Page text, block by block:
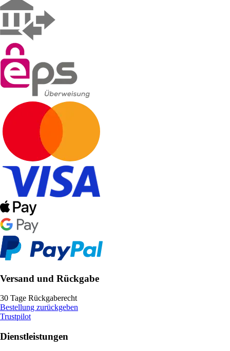
Versand und Rückgabe
30 Tage Rückgaberecht
Bestellung zurückgeben
Trustpilot
Dienstleistungen